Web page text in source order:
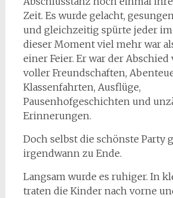
Zeit. Es wurde gelacht,
und gleichzeitig spürte jeder im
dieser Moment viel mehr war
einer Feier. Er war der
voller Freundschaften,
Klassenfahrten, Ausflüge,
Pausenhofgeschichten und
Erinnerungen.
Doch selbst die schönste Party
irgendwann zu Ende.
Langsam wurde es ruhiger. In
traten die Kinder nach vorne